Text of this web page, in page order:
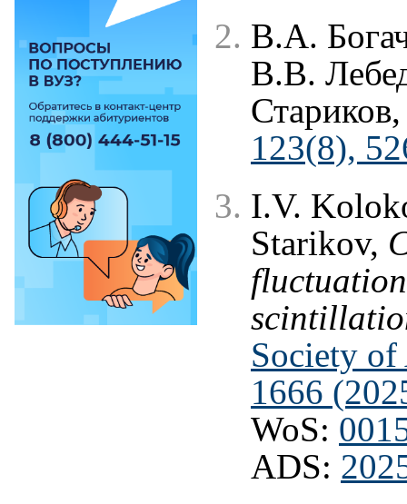
В.А.
В.В.
123(8),
I.V.
Starikov,
Society of
1666
WoS:
ADS: